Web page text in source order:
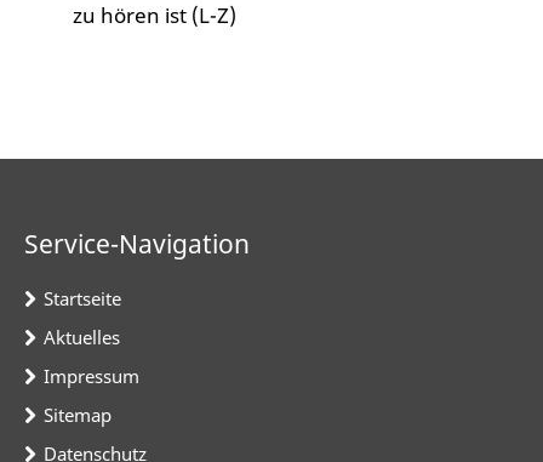
zu hören ist (L-Z)
Service-Navigation
Startseite
Aktuelles
Impressum
Sitemap
Datenschutz